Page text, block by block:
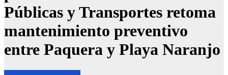
Públicas y Transportes retoma
mantenimiento preventivo
entre Paquera y Playa Naranjo